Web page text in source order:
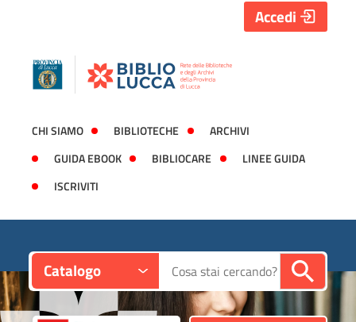
CHI SIAMO BIBLIOTECHE
ARCHIVI
GUIDA EBOOK
BIBLIOCARE
LINEE GUIDA
ISCRIVITI
Accedi
Catalogo Cerca su "Catalogo"